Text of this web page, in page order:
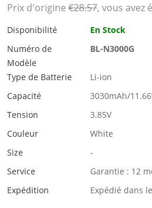
Prix ​​d'origine €28.57, vous avez
Disponibilité
En Stock
Numéro de
Modèle
BL-N3000G
Type de Batterie
Li-ion
Capacité
3030mAh/
Tension
3.85V
Couleur
White
Size
-
Service
Garantie : 12
Expédition
Expédié dans